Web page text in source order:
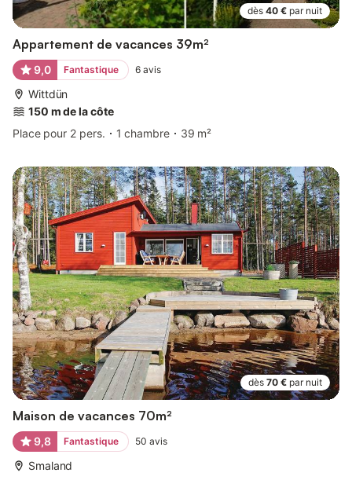
dès 40 € par nuit
Appartement de vacances 39m²
9,0 Fantastique 6 avis
Wittdün
150 m de la côte
Place pour 2 pers.
1 chambre 39 m²
dès 70 € par nuit
Maison de vacances 70m²
9,8 Fantastique 50 avis
Smaland